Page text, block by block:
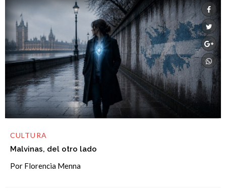
CULTURA
Malvinas, del otro lado
Por Florencia Menna